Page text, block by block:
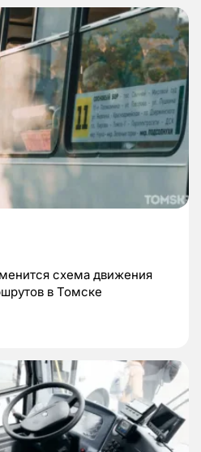
схема движения
в Томске